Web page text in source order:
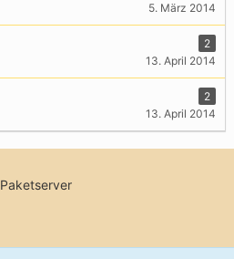
5. März 2014
2
13. April 2014
2
13. April 2014
Paketserver